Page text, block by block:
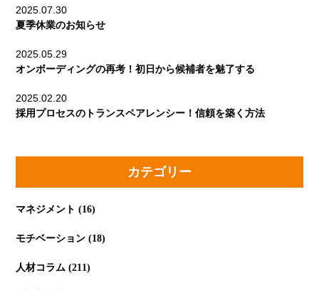
2025.07.30
夏季休業のお知らせ
2025.05.29
オンボーディングの再考！初日から候補者を魅了する
2025.02.20
採用プロセスのトランスペアレンシー！信頼を築く方法
カテゴリー
マネジメント (16)
モチベーション (18)
人材コラム (211)